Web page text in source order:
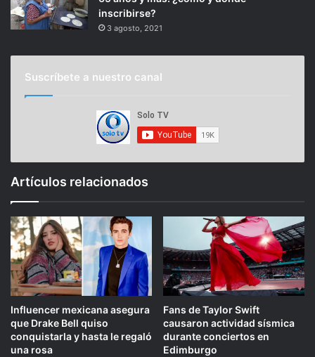
inscribirse?
3 agosto, 2021
Suscríbete a nuestro canal
Artículos relacionados
Influencer mexicana asegura
que Drake Bell quiso
conquistarla y hasta le regaló
una rosa
Fans de Taylor Swift
causaron actividad sísmica
durante conciertos en
Edimburgo